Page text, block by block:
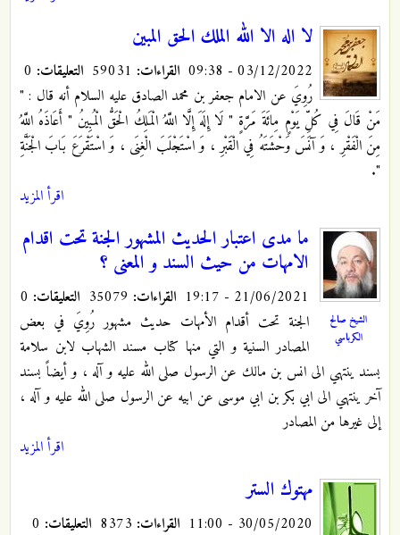
لا اله الا الله الملك الحق المبين
03/12/2022 - 09:38 القراءات: التعليقات:
رُوِيَ عن الامام جعفر بن محمد الصادق عليه السلام أنه قال : "‏
مَنْ قَالَ فِي كُلِّ يَوْمٍ مِائَةَ مَرَّةٍ " لَا إِلَهَ إِلَّا اللَّهُ الْمَلِكُ الْحَقُّ الْمُبِينُ " أَعَاذَهُ اللَّهُ
مِنَ الْفَقْرِ ، وَ آنَسَ وَحْشَتَهُ فِي الْقَبْرِ ، وَ اسْتَجْلَبَ الْغِنَى ، وَ اسْتَقْرَعَ بَابَ الْجَنَّةِ
".
اقرأ المزيد
الشيخ صالح
الكرباسي
ما مدى اعتبار الحديث المشهور الجنة تحت اقدام
الامهات من حيث السند و المعنى ؟
21/06/2021 - 19:17 القراءات: التعليقات:
الجنة تحت أقدام الأمهات حديث مشهور رُوِيَ في بعض
المصادر السنية و التي منها كتاب مسند الشهاب لابن سلامة
بسند ينتهي الى انس بن مالك عن الرسول صلى الله عليه و آله ، و أيضاً بسند
آخر ينتهي الى ابي بكر بن ابي موسى عن ابيه عن الرسول صلى الله عليه و آله ،
إلى غيرها من المصادر
اقرأ المزيد
مهتوك الستر
30/05/2020 - 11:00 القراءات: التعليقات: